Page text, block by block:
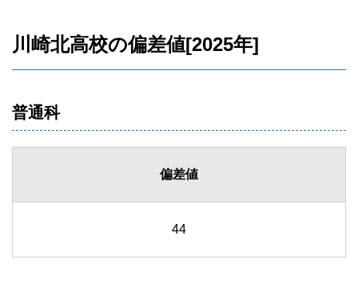
川崎北高校の偏差値[2025年]
普通科
偏差値
44